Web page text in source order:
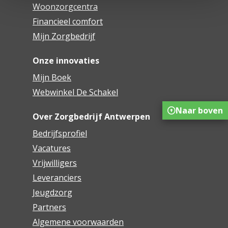
Woonzorgcentra
Financieel comfort
Mijn Zorgbedrijf
Onze innovaties
Mijn Boek
Webwinkel De Schakel
Over Zorgbedrijf Antwerpen
Bedrijfsprofiel
Vacatures
Vrijwilligers
Leveranciers
Jeugdzorg
Partners
Algemene voorwaarden
Naar boven